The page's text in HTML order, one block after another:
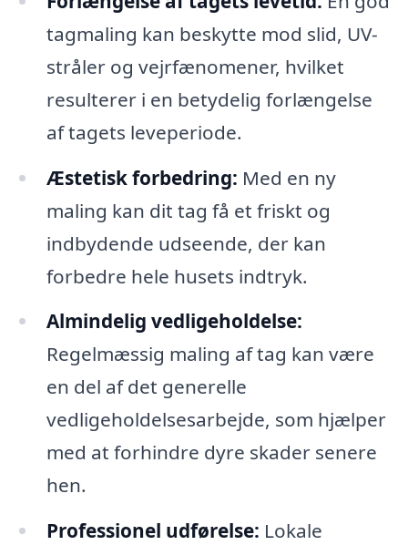
tagmaling kan beskytte mod slid, UV-
stråler og vejrfænomener, hvilket
resulterer i en betydelig forlængelse
af tagets leveperiode.
Æstetisk forbedring: Med en ny
maling kan dit tag få et friskt og
indbydende udseende, der kan
forbedre hele husets indtryk.
Almindelig vedligeholdelse:
Regelmæssig maling af tag kan være
en del af det generelle
vedligeholdelsesarbejde, som hjælper
med at forhindre dyre skader senere
hen.
Professionel udførelse: Lokale